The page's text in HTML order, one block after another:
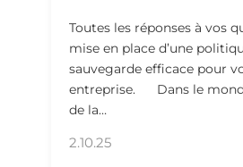
Toutes les réponses à vos
mise en place d’une
sauvegarde efficace pour
entreprise. Dans le
de la…
2.10.25